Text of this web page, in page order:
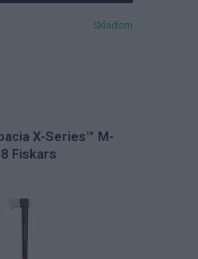
Skladom
X-Series™ M-
Fiskars